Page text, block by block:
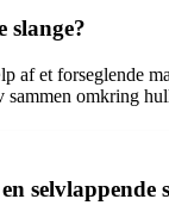
slange?
af et forseglende
sammen omkring
selvlappende